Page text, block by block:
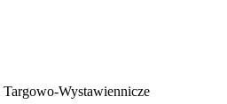
Wystawiennicze